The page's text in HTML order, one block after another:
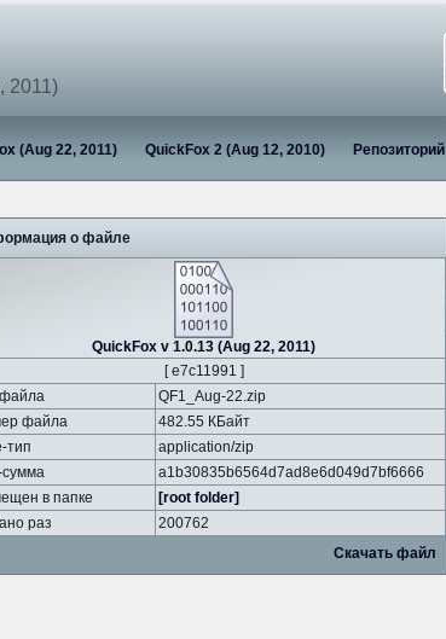
2011)
(Aug 22, 2011) QuickFox 2 (Aug 12, 2010) Репозиторий
о файле
QuickFox v 1.0.13 (Aug 22, 2011)
[ e7c11991 ]
QF1_Aug-22.zip
файла
482.55 КБайт
тип
application/zip
сумма
a1b30835b6564d7ad8e6d049d7bf6666
в папке
[root folder]
раз
200762
Скачать файл